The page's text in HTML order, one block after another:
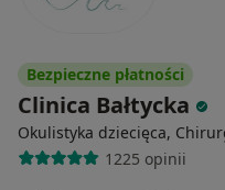
Bezpieczne płatności
Clinica Bałtycka
Okulistyka dziecięca,
1225 opinii